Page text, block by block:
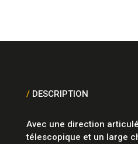
/DESCRIPTION
Avec une direction
télescopique et un large